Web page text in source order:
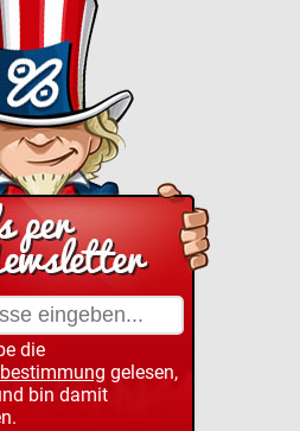
die
gelesen,
bin damit